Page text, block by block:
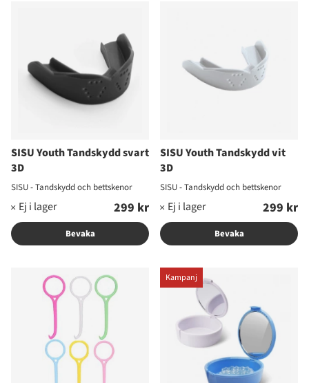
SISU Youth Tandskydd svart
3D
SISU - Tandskydd och bettskenor
299 kr
Bevaka
SISU Youth Tandskydd vit
3D
SISU - Tandskydd och bettskenor
299 kr
Bevaka
Kampanj